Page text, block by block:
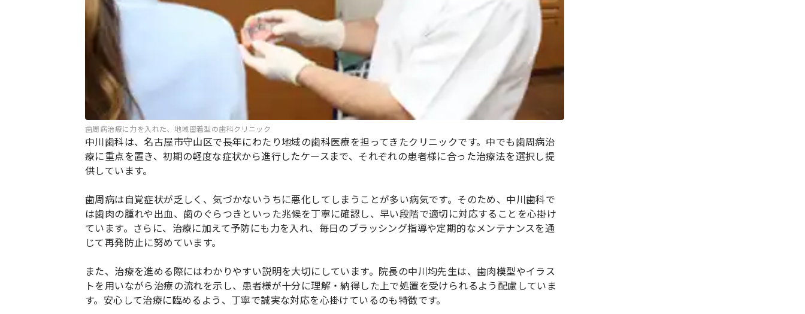
歯周病治療に力を入れた、地域密着型の歯科クリニック
中川歯科は、名古屋市守山区で長年にわたり地域の歯科医療を担ってきたクリニックです。中でも歯周病治
療に重点を置き、初期の軽度な症状から進行したケースまで、それぞれの患者様に合った治療法を選択し提
供しています。
歯周病は自覚症状が乏しく、気づかないうちに悪化してしまうことが多い病気です。そのため、中川歯科で
は歯肉の腫れや出血、歯のぐらつきといった兆候を丁寧に確認し、早い段階で適切に対応することを心掛け
ています。さらに、治療に加えて予防にも力を入れ、毎日のブラッシング指導や定期的なメンテナンスを通
じて再発防止に努めています。
また、治療を進める際にはわかりやすい説明を大切にしています。院長の中川均先生は、歯肉模型やイラス
トを用いながら治療の流れを示し、患者様が十分に理解・納得した上で処置を受けられるよう配慮していま
す。安心して治療に臨めるよう、丁寧で誠実な対応を心掛けているのも特徴です。